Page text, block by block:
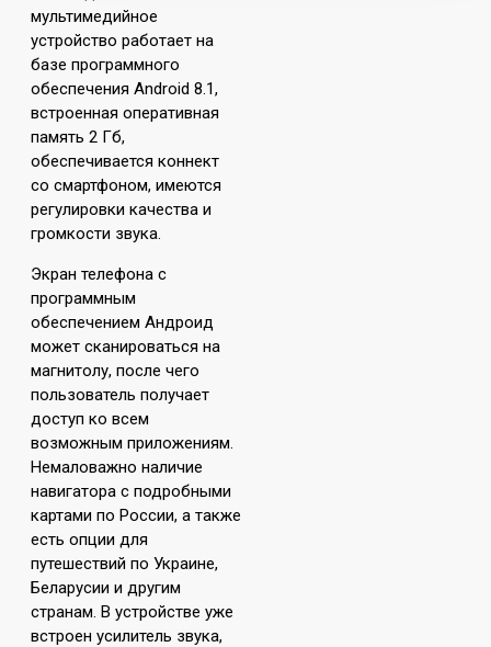
мультимедийное
устройство работает на
базе программного
обеспечения Android 8.1,
встроенная оперативная
память 2 Гб,
обеспечивается коннект
со смартфоном, имеются
регулировки качества и
громкости звука.
Экран телефона с
программным
обеспечением Андроид
может сканироваться на
магнитолу, после чего
пользователь получает
доступ ко всем
возможным приложениям.
Немаловажно наличие
навигатора с подробными
картами по России, а также
есть опции для
путешествий по Украине,
Беларусии и другим
странам. В устройстве уже
встроен усилитель звука,